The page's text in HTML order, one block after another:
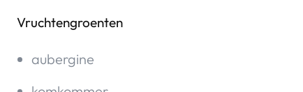
Vruchtengroenten
aubergine